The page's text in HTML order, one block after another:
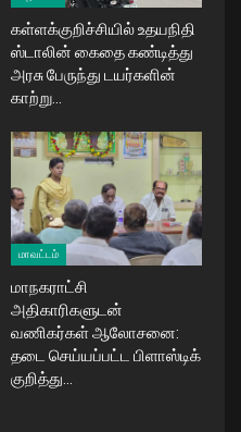
கள்ளக்குறிச்சியில் உதயநிதி
ஸ்டாலின் கைதை கண்டித்து
அரசு பேருந்து டயர்களின்
காற்று…
மாவட்டம்
மாநகராட்சி
அதிகாரிகளுடன்
வணிகர்கள் ஆலோசனை:
தடை செய்யப்பட்ட பிளாஸ்டிக்
குறித்து…